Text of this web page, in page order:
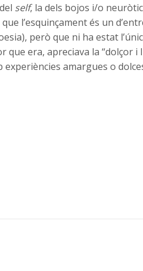
self, la dels bojos i/o
l’esquinçament és un
però que ni ha estat
que era, apreciava la “dolçor i
amargues o